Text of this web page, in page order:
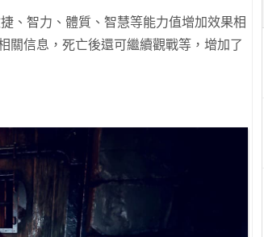
、智力、體質、智慧等能力值增加效果相
關信息，死亡後還可繼續觀戰等，增加了